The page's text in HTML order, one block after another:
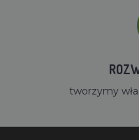
tworzymy